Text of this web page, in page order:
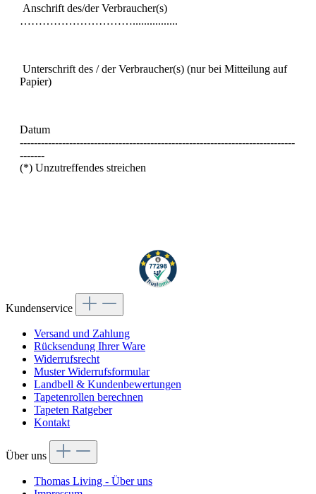
Anschrift des/der Verbraucher(s)
…………………………................
Unterschrift des / der Verbraucher(s) (nur bei Mitteilung auf
Papier)
Datum
------------------------------------------------------------------------------
-------
(*) Unzutreffendes streichen
Kundenservice
Versand und Zahlung
Rücksendung Ihrer Ware
Widerrufsrecht
Muster Widerrufsformular
Landbell & Kundenbewertungen
Tapetenrollen berechnen
Tapeten Ratgeber
Kontakt
Über uns
Thomas Living - Über uns